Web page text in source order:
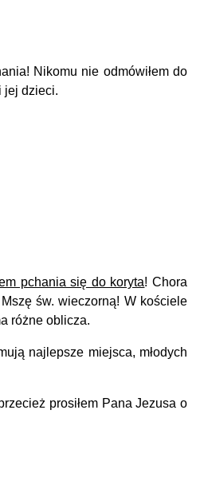
Nikomu nie odmówiłem do
jej dzieci.
pchania się do koryta! Chora
św. wieczorną! W kościele
różne oblicza.
najlepsze miejsca, młodych
prosiłem Pana Jezusa o